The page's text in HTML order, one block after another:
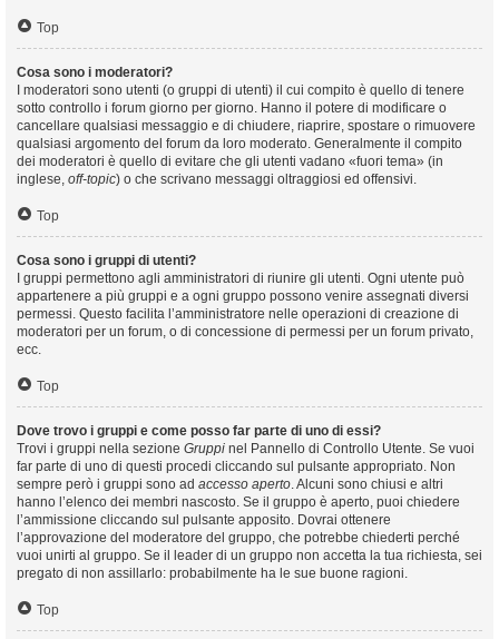
Top
Cosa sono i moderatori?
I moderatori sono utenti (o gruppi di utenti) il cui compito è quello di tenere
sotto controllo i forum giorno per giorno. Hanno il potere di modificare o
cancellare qualsiasi messaggio e di chiudere, riaprire, spostare o rimuovere
qualsiasi argomento del forum da loro moderato. Generalmente il compito
dei moderatori è quello di evitare che gli utenti vadano «fuori tema» (in
inglese, off-topic) o che scrivano messaggi oltraggiosi ed offensivi.
Top
Cosa sono i gruppi di utenti?
I gruppi permettono agli amministratori di riunire gli utenti. Ogni utente può
appartenere a più gruppi e a ogni gruppo possono venire assegnati diversi
permessi. Questo facilita l’amministratore nelle operazioni di creazione di
moderatori per un forum, o di concessione di permessi per un forum privato,
ecc.
Top
Dove trovo i gruppi e come posso far parte di uno di essi?
Trovi i gruppi nella sezione Gruppi nel Pannello di Controllo Utente. Se vuoi
far parte di uno di questi procedi cliccando sul pulsante appropriato. Non
sempre però i gruppi sono ad accesso aperto. Alcuni sono chiusi e altri
hanno l’elenco dei membri nascosto. Se il gruppo è aperto, puoi chiedere
l’ammissione cliccando sul pulsante apposito. Dovrai ottenere
l’approvazione del moderatore del gruppo, che potrebbe chiederti perché
vuoi unirti al gruppo. Se il leader di un gruppo non accetta la tua richiesta, sei
pregato di non assillarlo: probabilmente ha le sue buone ragioni.
Top